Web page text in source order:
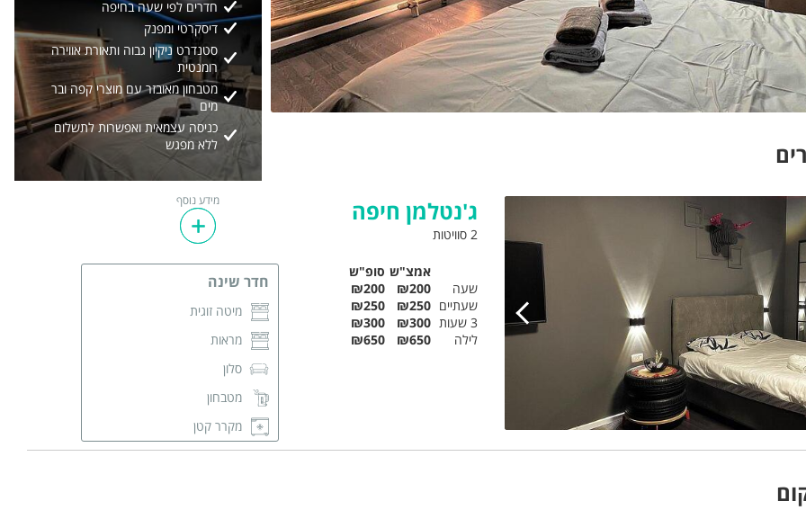
2/ 17
חדרים לפי שעה בחיפה
דיסקרטי ומפנק
סטנדרט ניקיון גבוה ותאורת אווירה
רומנטית
מטבחון מאובזר עם מוצרי קפה ובר
מים
כניסה עצמאית ואפשרות לתשלום
ללא מפגש
ג'נטלמן חיפה
2 סוויטות
אמצ"ש סופ"ש
שעה
₪200
₪200
שעתיים ₪250
₪250
3 שעות
₪300
₪300
לילה
₪650
₪650
חדר שינה
מיטה זוגית
מראות
סלון
מטבחון
מקרר קטן
מיני בר מים
מידע נוסף